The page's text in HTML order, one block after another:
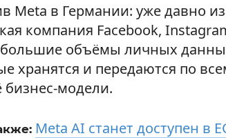
Meta в Германии: уже давно
компания Facebook,
большие объёмы личных
хранятся и передаются по
бизнес-модели.
Meta AI станет доступен в